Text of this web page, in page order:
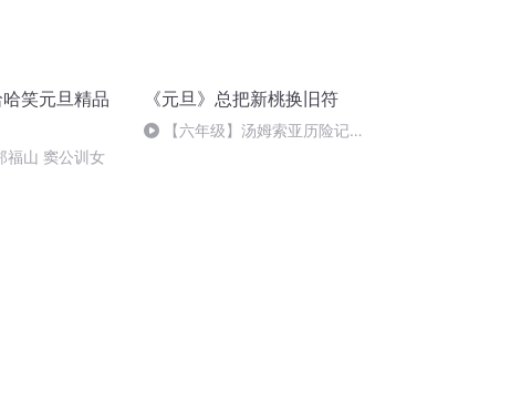
笑元旦精品
福山 窦公训女
《元旦》总把新桃换旧符
【六年级】汤姆索亚历险记